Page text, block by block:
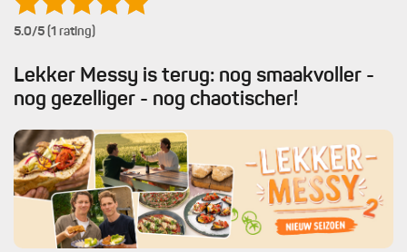
5.0/5 (1 rating)
Lekker Messy is terug: nog smaakvoller -
nog gezelliger - nog chaotischer!